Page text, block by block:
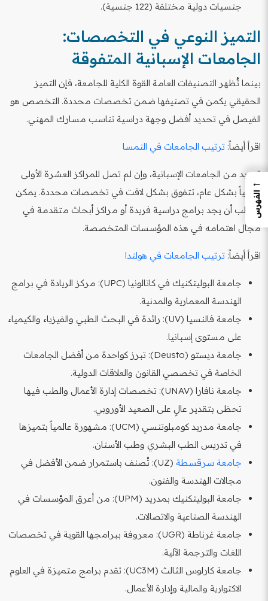
جنسيات دولية مختلفة (122 جنسية).
التميز النوعي في التخصصات:
الجامعات الإسبانية المتفوقة
بينما تُظهر التصنيفات العامة القوة الكلية للجامعة، فإن التميز
الحقيقي يكمن في تصنيفها ضمن تخصصات محددة. التخصص هو
الفيصل في تحديد أفضل وجهة دراسية تناسب مسارك المهني.
اقرأ أيضاً: ترتيب الجامعات في النمسا
العديد من الجامعات الإسبانية، وإن لم تصل للمراكز العشرة الأولى
عالمياً بشكل عام، تتفوق بشكل لافت في تخصصات محددة. يمكن
للطالب أن يجد برامج دراسية فريدة أو مراكز أبحاث متقدمة في
مجال اهتمامه في هذه المؤسسات المتخصصة.
اقرأ أيضاً: ترتيب الجامعات في هولندا
جامعة البوليتكنيك في كاتالونيا (UPC): مركز الريادة في برامج
الهندسة المعمارية والمدنية.
جامعة فالنسيا (UV): رائدة في البحث الطبي والفيزياء والكيمياء
على مستوى إسبانيا.
جامعة ديستو (Deusto): تبرز كواحدة من أفضل الجامعات
الخاصة في تخصصي القانون والعلاقات الدولية.
جامعة نافارا (UNAV): تخصصات إدارة الأعمال والطب فيها
تحظى بتقدير عالٍ على الصعيد الأوروبي.
جامعة مدريد كومبلوتنسي (UCM): مشهورة عالمياً بتميزها
في تدريس الطب البشري وطب الأسنان.
جامعة سرقسطة
(UZ): تُصنف باستمرار ضمن الأفضل في
مجالات الهندسة والفنون.
جامعة البوليتكنيك بمدريد (UPM): من أعرق المؤسسات في
الهندسة الصناعية والاتصالات.
جامعة غرناطة (UGR): معروفة ببرامجها القوية في تخصصات
اللغات والترجمة الآلية.
جامعة كارلوس الثالث (UC3M): تقدم برامج متميزة في العلوم
الاكتوارية والمالية وإدارة الأعمال.
←
الفهرس